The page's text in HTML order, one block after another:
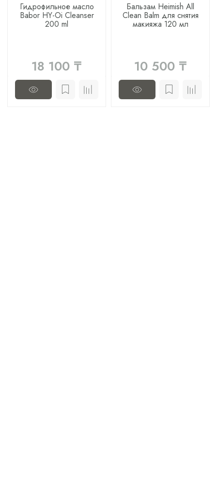
Гидрофильное масло
Babor HY-Oi Cleanser
200 ml
18 100 ₸
Бальзам Heimish All
Clean Balm для снятия
макияжа 120 мл
10 500 ₸